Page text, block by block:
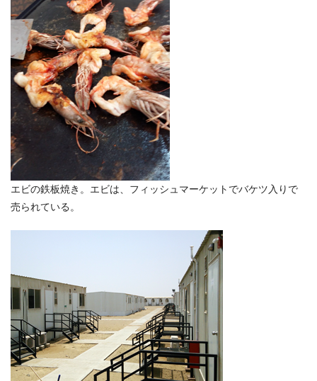
エビの鉄板焼き。エビは、フィッシュマーケットでバケツ入りで
売られている。